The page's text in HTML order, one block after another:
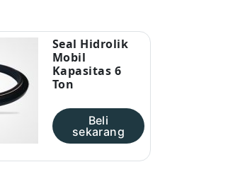
Seal Hidrolik
Mobil
Kapasitas 6
Ton
Beli
sekarang